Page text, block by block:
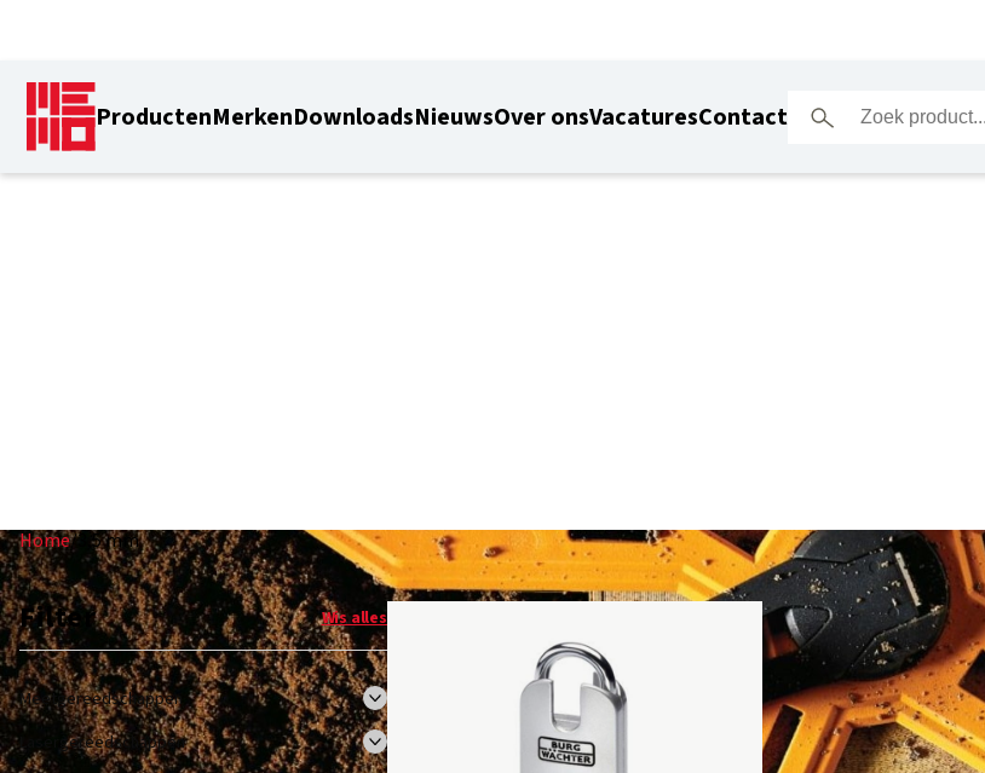
ProductenMerkenDownloadsNieuwsOver onsVacaturesContact
Home/3,5 mm
Filter Wis alles
Meetgereedschappen
Lasergereedschappen